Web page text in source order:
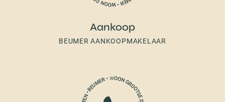
Aankoop
BEUMER AANKOOPMAKELAAR